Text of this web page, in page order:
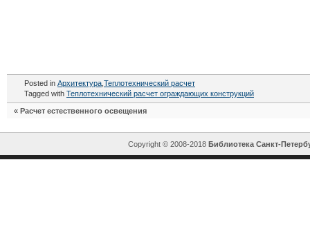
Posted in Архитектура Теплотехнический расчет
Tagged with Теплотехнический расчет ограждающих конструкций
« Расчет естественного освещения
Copyright © 2008-2018 Библиотека Санкт-